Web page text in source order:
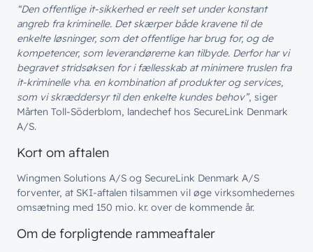
Hvad vi gør
Netværk
Sikkerhed
Cloud & AI
// HVEM VI ER
Om wingmen
Job & Karriere
// BLIV INSPIRERET
Nyheder & presse
“Den offentlige it-sikkerhed er reelt set under konstant
angreb fra kriminelle. Det skærper både kravene til de
enkelte løsninger, som det offentlige har brug for, og de
kompetencer, som leverandørerne kan tilbyde. Derfor har vi
begravet stridsøksen for i fællesskab at minimere truslen fra
it-kriminelle vha. en kombination af produkter og services,
som vi skræddersyr til den enkelte kundes behov”, siger
Mårten Toll-Söderblom, landechef hos SecureLink Denmark
A/S.
Kort om aftalen
Wingmen Solutions A/S og SecureLink Denmark A/S
forventer, at SKI-aftalen tilsammen vil øge virksomhedernes
omsætning med 150 mio. kr. over de kommende år.
Om de forpligtende rammeaftaler